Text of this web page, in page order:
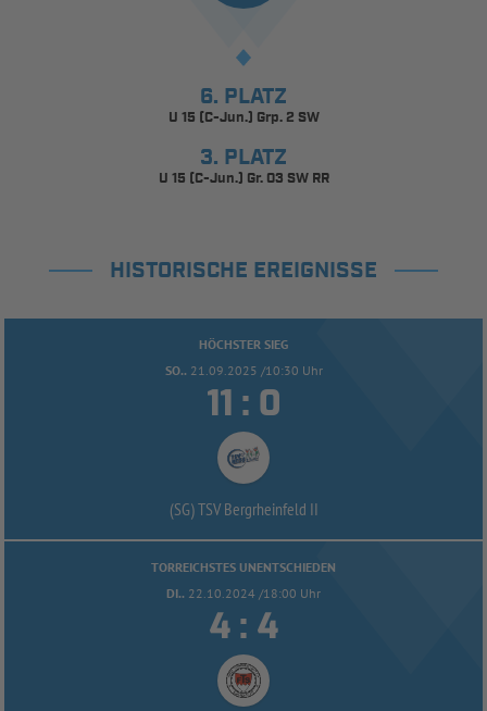
6. PLATZ
U 15 (C-Jun.) Grp. 2 SW
3. PLATZ
U 15 (C-Jun.) Gr. 03 SW RR
HISTORISCHE EREIGNISSE
HÖCHSTER SIEG
SO.. 21.09.2025 /10:30 Uhr
 : 
(SG) TSV Bergrheinfeld II
TORREICHSTES UNENTSCHIEDEN
DI.. 22.10.2024 /18:00 Uhr
 : 